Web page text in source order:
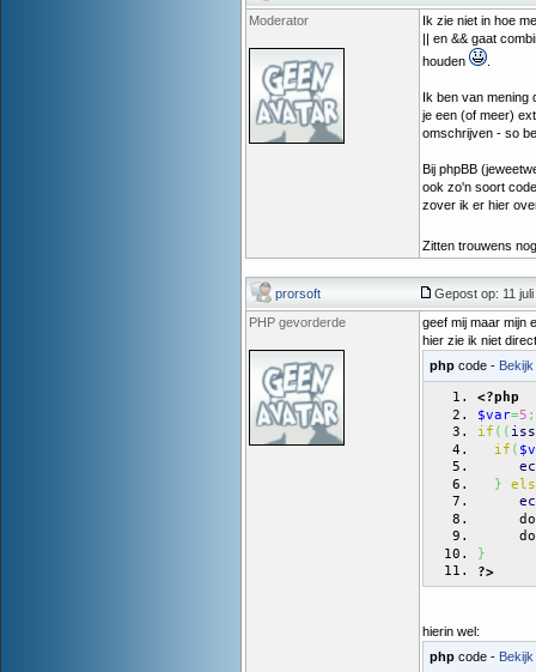
Moderator
Ik zie niet in hoe
|| en && gaat
houden
Ik ben van mening
je een (of meer)
omschrijven - so
Bij phpBB
ook zo'n soort
zover ik er hier
Zitten trouwens
prorsoft
Gepost op: 11
PHP gevorderde
geef mij maar mijn
hier zie ik niet
php code -
<?php
$var=5 ;
if ( (
if (
}
}
?>
hierin wel:
php code -